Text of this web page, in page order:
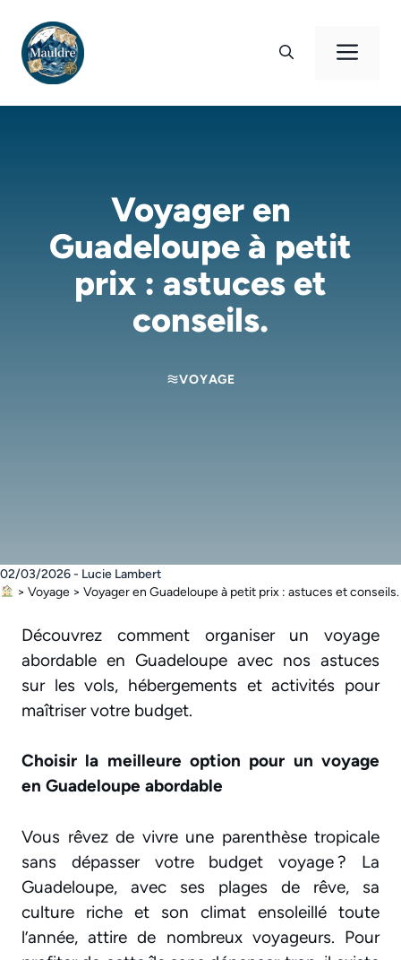
contenu
Voyager en
Guadeloupe à petit
prix : astuces et
conseils.
VOYAGE
02/03/2026 - Lucie Lambert
> Voyage> Voyager en Guadeloupe à petit prix : astuces et conseils.
Découvrez comment organiser un voyage
abordable en Guadeloupe avec nos astuces
sur les vols, hébergements et activités pour
maîtriser votre budget.
Choisir la meilleure option pour un voyage
en Guadeloupe abordable
Vous rêvez de vivre une parenthèse tropicale
sans dépasser votre budget voyage ? La
Guadeloupe, avec ses plages de rêve, sa
culture riche et son climat ensoleillé toute
l’année, attire de nombreux voyageurs. Pour